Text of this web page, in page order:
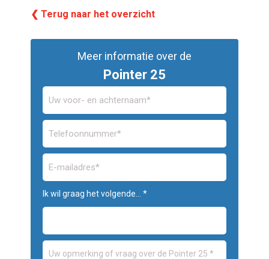
❮ Terug naar het overzicht
Meer informatie over de
Pointer 25
Ik wil graag het volgende... *